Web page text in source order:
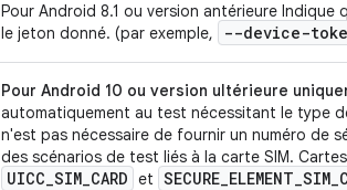
Pour Android 8.1 ou version antérieure Indique
le jeton donné. (par exemple,
--device-
Pour Android 10 ou version ultérieure
automatiquement au test nécessitant le type
n'est pas nécessaire de fournir un numéro de
des scénarios de test liés à la carte SIM.
UICC_SIM_CARD et